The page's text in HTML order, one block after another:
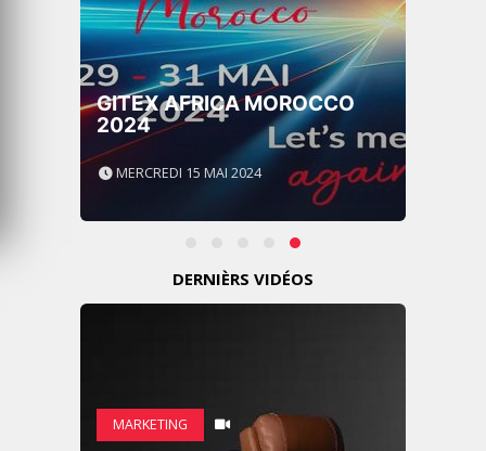
GITEX AFRICA MOROCCO
2024
MERCREDI 15 MAI 2024
DERNIÈRS VIDÉOS
MARKETING